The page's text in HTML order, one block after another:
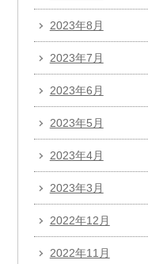
2023年8月
2023年7月
2023年6月
2023年5月
2023年4月
2023年3月
2022年12月
2022年11月